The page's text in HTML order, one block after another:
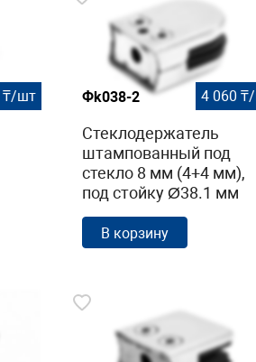
₸/шт Фk038-2 4 060
Стеклодержатель
штампованный под
стекло 8 мм (4+4 мм),
под стойку Ø38.1 мм
40х24х54,
шлифованный (AISI
304) Фk038-2
В корзину